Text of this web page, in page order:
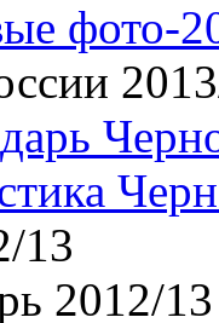
фото-
13
2012/13